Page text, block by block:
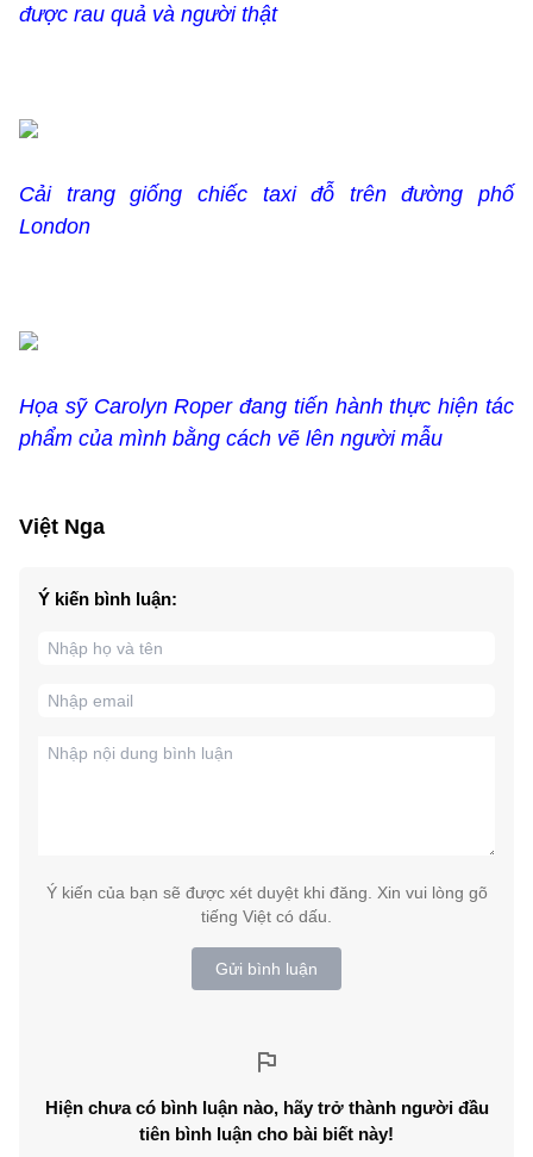
được rau quả và người thật
Cải trang giống chiếc taxi đỗ trên đường phố
London
Họa sỹ Carolyn Roper đang tiến hành thực hiện tác
phẩm của mình bằng cách vẽ lên người mẫu
Việt Nga
Ý kiến bình luận:
Ý kiến của bạn sẽ được xét duyệt khi đăng. Xin vui lòng gõ
tiếng Việt có dấu.
Gửi bình luận
Hiện chưa có bình luận nào, hãy trở thành người đầu
tiên bình luận cho bài biết này!